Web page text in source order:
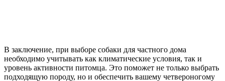
В заключение, при выборе собаки для частного дома
необходимо учитывать как климатические условия, так и
уровень активности питомца. Это поможет не только выбрать
подходящую породу, но и обеспечить вашему четвероногому